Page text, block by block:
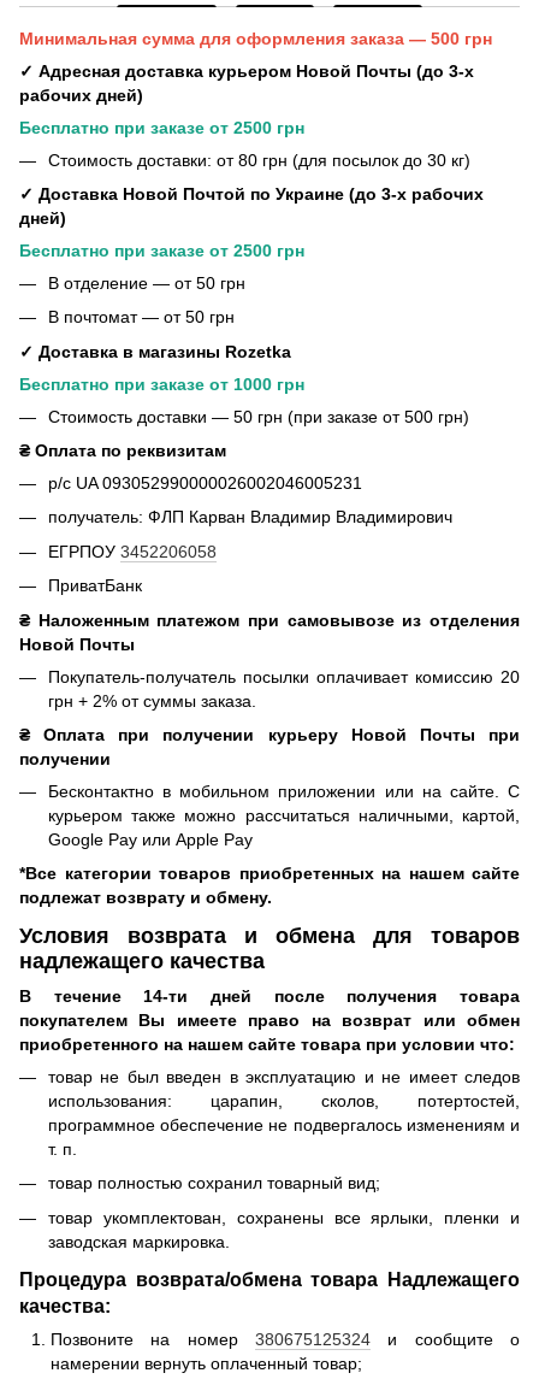
Минимальная сумма для оформления заказа — 500 грн
✓ Адресная доставка курьером Новой Почты (до 3-х
рабочих дней)
Бесплатно при заказе от 2500 грн
Стоимость доставки: от 80 грн (для посылок до 30 кг)
✓ Доставка Новой Почтой по Украине (до 3-х рабочих
дней)
Бесплатно при заказе от 2500 грн
В отделение — от 50 грн
В почтомат — от 50 грн
✓ Доставка в магазины Rozetka
Бесплатно при заказе от 1000 грн
Стоимость доставки — 50 грн (при заказе от 500 грн)
₴ Оплата по реквизитам
р/с UA 093052990000026002046005231
получатель: ФЛП Карван Владимир Владимирович
ЕГРПОУ 3452206058
ПриватБанк
₴ Наложенным платежом при самовывозе из отделения
Новой Почты
Покупатель-получатель посылки оплачивает комиссию 20
грн + 2% от суммы заказа.
₴ Оплата при получении курьеру Новой Почты при
получении
Бесконтактно в мобильном приложении или на сайте. С
курьером также можно рассчитаться наличными, картой,
Google Pay или Apple Pay
*Все категории товаров приобретенных на нашем сайте
подлежат возврату и обмену.
Условия возврата и обмена для товаров
надлежащего качества
В течение 14-ти дней после получения товара
покупателем Вы имеете право на возврат или обмен
приобретенного на нашем сайте товара при условии что:
товар не был введен в эксплуатацию и не имеет следов
использования: царапин, сколов, потертостей,
программное обеспечение не подвергалось изменениям и
т. п.
товар полностью сохранил товарный вид;
товар укомплектован, сохранены все ярлыки, пленки и
заводская маркировка.
Процедура возврата/обмена товара Надлежащего
качества:
Позвоните на номер 380675125324 и сообщите о
намерении вернуть оплаченный товар;